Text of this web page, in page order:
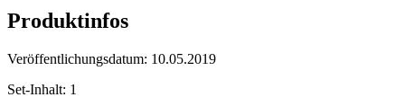
Produktinfos
Veröffentlichungsdatum: 10.05.2019
Set-Inhalt: 1